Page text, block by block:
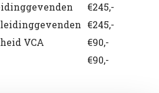
€245,-
€245,-
VCA
€90,-
€90,-